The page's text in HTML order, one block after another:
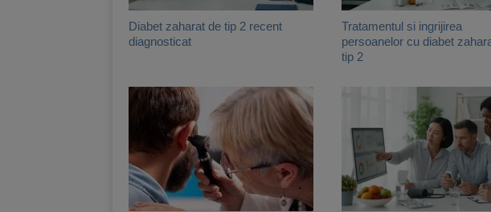
Diabet zaharat de tip 2 recent
diagnosticat
Tratamentul si ingrijirea
persoanelor cu diabet
tip 2